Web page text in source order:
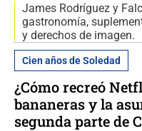
James Rodríguez y
gastronomía,
y derechos de imagen.
Cien años de Soledad
¿Cómo recreó
bananeras y la
segunda parte de